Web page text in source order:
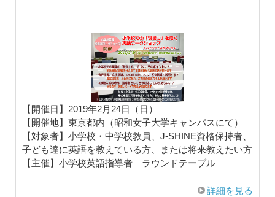
【開催日】2019年2月24日（日）
【開催地】東京都内（昭和女子大学キャンパスにて）
【対象者】小学校・中学校教員、J-SHINE資格保持者、
子ども達に英語を教えている方、または将来教えたい方
【主催】小学校英語指導者 ラウンドテーブル
詳細を見る